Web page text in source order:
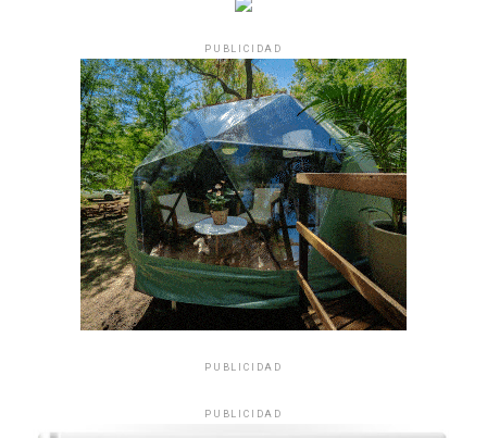
PUBLICIDAD
PUBLICIDAD
PUBLICIDAD